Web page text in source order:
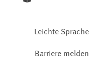
Leichte Sprache
Barriere melden